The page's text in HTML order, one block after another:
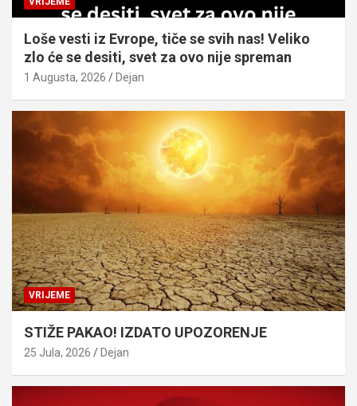
Loše vesti iz Evrope, tiče se svih nas! Veliko
zlo će se desiti, svet za ovo nije spreman
1 Augusta, 2026 Dejan
VRIJEME
STIŽE PAKAO! IZDATO UPOZORENJE
25 Jula, 2026 Dejan